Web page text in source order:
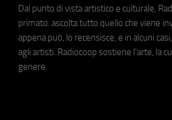
Dal punto di vista artistico e culturale,
primato: ascolta tutto quello che viene
appena può, lo recensisce, e in alcuni
agli artisti. Radiocoop sostiene l'arte, la
genere.